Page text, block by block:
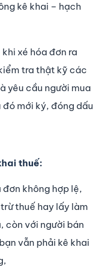
kê khai – hạch
xé hóa đơn ra
tra thật kỹ các
yêu cầu người mua
đó mới ký, đóng dấu
thuế:
không hợp lệ,
thuế hay lấy làm
còn với người bán
vẫn phải kê khai